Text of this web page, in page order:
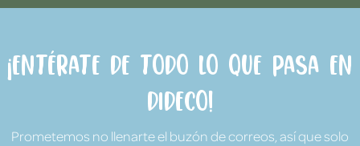
¡Entérate de todo lo que pasa en
Dideco!
Prometemos no llenarte el buzón de correos, así que solo